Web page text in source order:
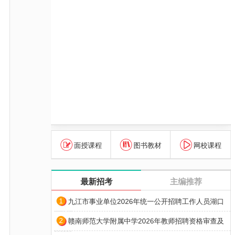
面授课程 图书教材 网校课程
最新招考 主编推荐
1 九江市事业单位2026年统一公开招聘工作人员湖口
2 赣南师范大学附属中学2026年教师招聘资格审查及